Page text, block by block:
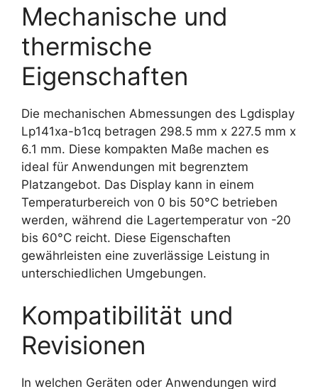
Mechanische und
thermische
Eigenschaften
Die mechanischen Abmessungen des Lgdisplay
Lp141xa-b1cq betragen 298.5 mm x 227.5 mm x
6.1 mm. Diese kompakten Maße machen es
ideal für Anwendungen mit begrenztem
Platzangebot. Das Display kann in einem
Temperaturbereich von 0 bis 50°C betrieben
werden, während die Lagertemperatur von -20
bis 60°C reicht. Diese Eigenschaften
gewährleisten eine zuverlässige Leistung in
unterschiedlichen Umgebungen.
Kompatibilität und
Revisionen
In welchen Geräten oder Anwendungen wird